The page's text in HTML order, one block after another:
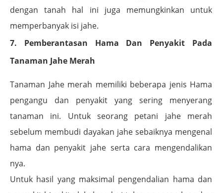
dengan tanah hal ini juga memungkinkan untuk
memperbanyak isi jahe.
7. Pemberantasan Hama Dan Penyakit Pada
Tanaman Jahe Merah
Tanaman Jahe merah memiliki beberapa jenis Hama
pengangu dan penyakit yang sering menyerang
tanaman ini. Untuk seorang petani jahe merah
sebelum membudi dayakan jahe sebaiknya mengenal
hama dan penyakit jahe serta cara mengendalikan
nya.
Untuk hasil yang maksimal pengendalian hama dan